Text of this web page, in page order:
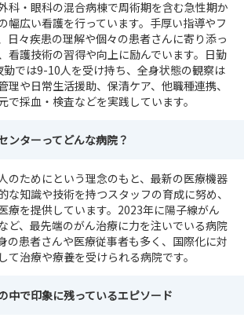
科・眼科の混合病棟で周術期を含む急性期か
幅広い看護を行っています。手厚い指導やフ
日々疾患の理解や個々の患者さんに寄り添っ
看護技術の習得や向上に励んでいます。日勤
では9-10人を受け持ち、全身状態の観察は
理や日常生活援助、保清ケア、他職種連携、
で採血・検査などを実践しています。
ンターってどんな病院？
のためにという理念のもと、最新の医療機器
な知識や技術を持つスタッフの育成に努め、
療を提供しています。2023年に陽子線がん
ど、最先端のがん治療に力を注いでいる病院
の患者さんや医療従事者も多く、国際化に対
て治療や療養を受けられる病院です。
中で印象に残っているエピソード